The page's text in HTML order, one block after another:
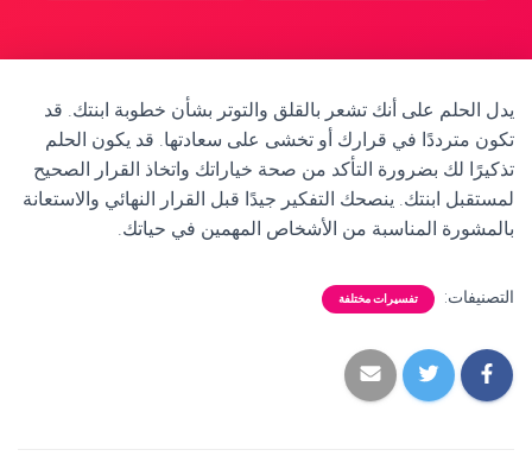
يدل الحلم على أنك تشعر بالقلق والتوتر بشأن خطوبة ابنتك. قد
تكون مترددًا في قرارك أو تخشى على سعادتها. قد يكون الحلم
تذكيرًا لك بضرورة التأكد من صحة خياراتك واتخاذ القرار الصحيح
لمستقبل ابنتك. ينصحك التفكير جيدًا قبل القرار النهائي والاستعانة
بالمشورة المناسبة من الأشخاص المهمين في حياتك.
التصنيفات: تفسيرات مختلفة